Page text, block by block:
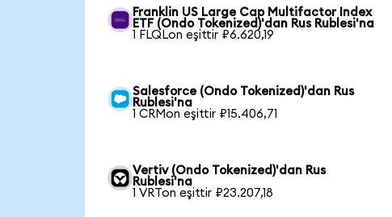
Franklin US Large Cap Multifactor Index
ETF (Ondo Tokenized)'dan Rus Rublesi'na
1 FLQLon eşittir ₽6.620,19
Salesforce (Ondo Tokenized)'dan Rus
Rublesi'na
1 CRMon eşittir ₽15.406,71
Vertiv (Ondo Tokenized)'dan Rus
Rublesi'na
1 VRTon eşittir ₽23.207,18